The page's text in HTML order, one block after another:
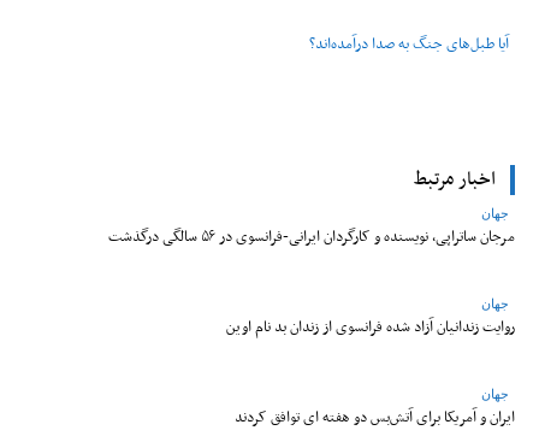
آیا طبل‌های جنگ به صدا درآمده‌اند؟
اخبار مرتبط
جهان
مرجان ساتراپی، نویسنده و کارگردان ایرانی-فرانسوی در ۵۶ سالگی درگذشت
جهان
روایت زندانیان آزاد شده فرانسوی از زندان ‌بد نام اوین
جهان
ایران و آمریکا برای آتش‌بس دو هفته‌ ای توافق کردند